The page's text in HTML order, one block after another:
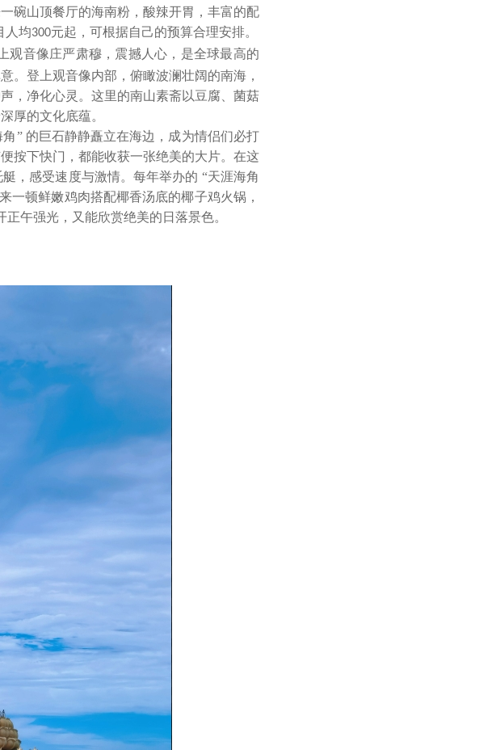
碗山顶餐厅的海南粉，酸辣开胃，丰富的配
人均300元起，可根据自己的预算合理安排。
观音像庄严肃穆，震撼人心，是全球最高的
。登上观音像内部，俯瞰波澜壮阔的南海，
，净化心灵。这里的南山素斋以豆腐、菌菇
厚的文化底蕴。
角” 的巨石静静矗立在海边，成为情侣们必打
按下快门，都能收获一张绝美的大片。在这
，感受速度与激情。每年举办的 “天涯海角
一顿鲜嫩鸡肉搭配椰香汤底的椰子鸡火锅，
正午强光，又能欣赏绝美的日落景色。